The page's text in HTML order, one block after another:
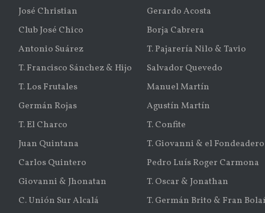
José Christian
Gerardo Acosta
Club José Chico
Borja Cabrera
Antonio Suárez
T. Pajarería Nilo & Tavio
T. Francisco Sánchez & Hijo
Salvador Quevedo
T. Los Frutales
Manuel Martín
Germán Rojas
Agustín Martín
T. El Charco
T. Confite
Juan Quintana
T. Giovanni & el Fondeadero
Carlos Quintero
Pedro Luís Roger Carmona
Giovanni & Jhonatan
T. Oscar & Jonathan
C. Unión Sur Alcalá
T. Germán Brito & Fran